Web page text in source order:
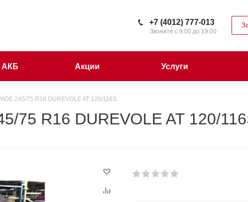
+7 (4012) 777-013
Звоните с 9:00 до 19:00
АКБ Акции Услуги
245/75 R16 DUREVOLE AT 120/116S
75 R16 DUREVOLE AT 120/